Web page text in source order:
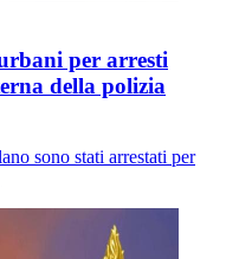
per arresti
della polizia
sono stati arrestati per